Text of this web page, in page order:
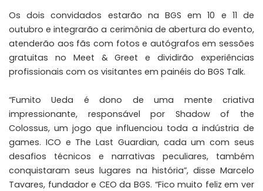
Os dois convidados estarão na BGS em 10 e 11 de
outubro e integrarão a cerimônia de abertura do evento,
atenderão aos fãs com fotos e autógrafos em sessões
gratuitas no Meet & Greet e dividirão experiências
profissionais com os visitantes em painéis do BGS Talk.
“Fumito Ueda é dono de uma mente criativa
impressionante, responsável por Shadow of the
Colossus, um jogo que influenciou toda a indústria de
games. ICO e The Last Guardian, cada um com seus
desafios técnicos e narrativas peculiares, também
conquistaram seus lugares na história”, disse Marcelo
Tavares, fundador e CEO da BGS. “Fico muito feliz em ver